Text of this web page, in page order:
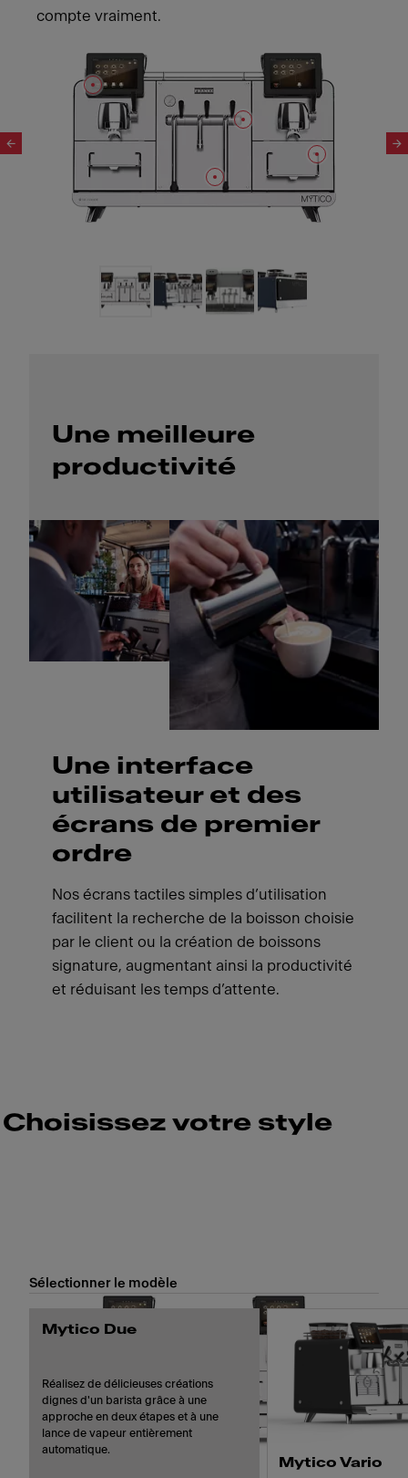
compte vraiment.
Une meilleure
productivité
Une interface
utilisateur et des
écrans de premier
ordre
Nos écrans tactiles simples d’utilisation
facilitent la recherche de la boisson choisie
par le client ou la création de boissons
signature, augmentant ainsi la productivité
et réduisant les temps d’attente.
Choisissez votre style
Sélectionner le modèle
Mytico Due
Réalisez de délicieuses créations
dignes d'un barista grâce à une
approche en deux étapes et à une
lance de vapeur entièrement
automatique.
Mytico Vario